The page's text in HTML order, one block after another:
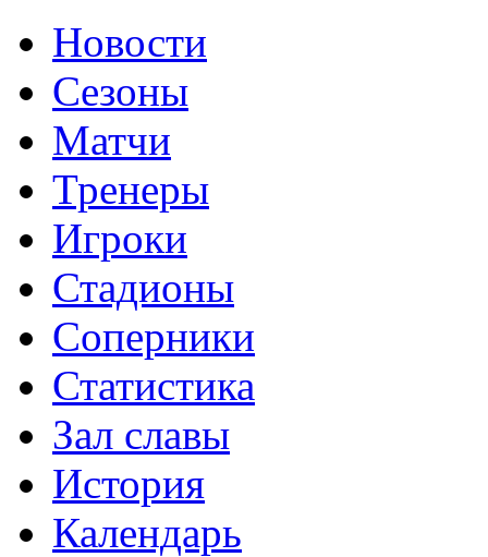
Новости
Сезоны
Матчи
Тренеры
Игроки
Стадионы
Соперники
Статистика
Зал славы
История
Календарь